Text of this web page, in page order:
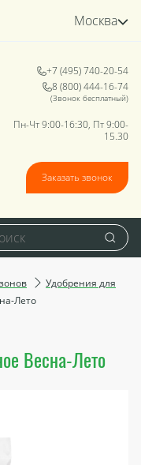
Москва
+7 (495) 740-20-54
8 (800) 444-16-74
(Звонок бесплатный)
Пн-Чт 9:00-16:30, Пт 9:00-
15.30
Заказать звонок
Удобрения для
Лето
Весна-Лето